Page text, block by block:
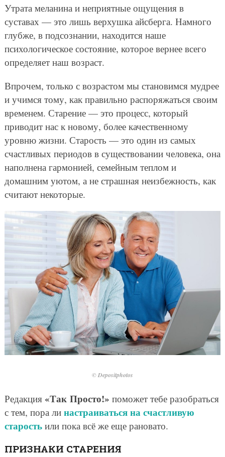
Утрата меланина и неприятные ощущения в
суставах — это лишь верхушка айсберга. Намного
глубже, в подсознании, находится наше
психологическое состояние, которое вернее всего
определяет наш возраст.
Впрочем, только с возрастом мы становимся мудрее
и учимся тому, как правильно распоряжаться своим
временем. Старение — это процесс, который
приводит нас к новому, более качественному
уровню жизни. Старость — это один из самых
счастливых периодов в существовании человека, она
наполнена гармонией, семейным теплом и
домашним уютом, а не страшная неизбежность, как
считают некоторые.
© Depositphotos
Редакция «Так Просто!» поможет тебе разобраться
с тем, пора ли настраиваться на счастливую
старостьили пока всё же еще рановато.
ПРИЗНАКИ СТАРЕНИЯ